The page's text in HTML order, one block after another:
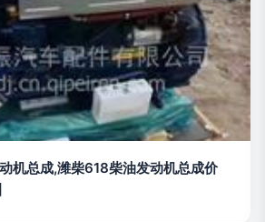
机总成,潍柴618柴油发动机总成价